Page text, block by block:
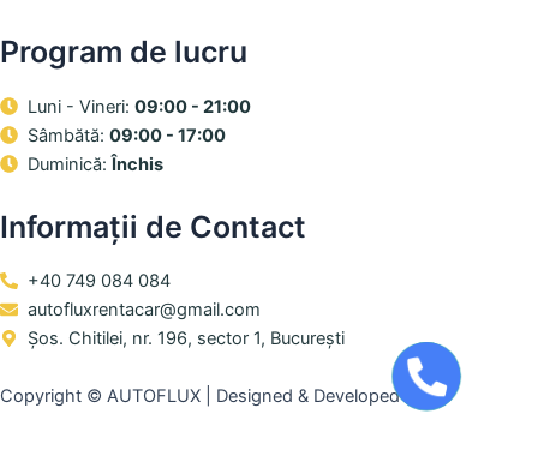
Program de lucru
Luni - Vineri:09:00 - 21:00
Sâmbătă:09:00 - 17:00
Duminică:Închis
Informații de Contact
+40 749 084 084
autofluxrentacar@gmail.com
Șos. Chitilei, nr. 196, sector 1, București
Copyright © AUTOFLUX | Designed & Developed byWEDEV IT